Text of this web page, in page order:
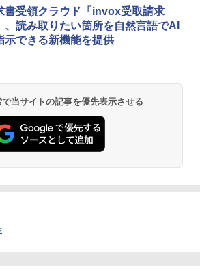
書受領クラウド「invox受取請求
、読み取りたい箇所を自然言語でAI
示できる新機能を提供
当サイトの記事を優先表示させる